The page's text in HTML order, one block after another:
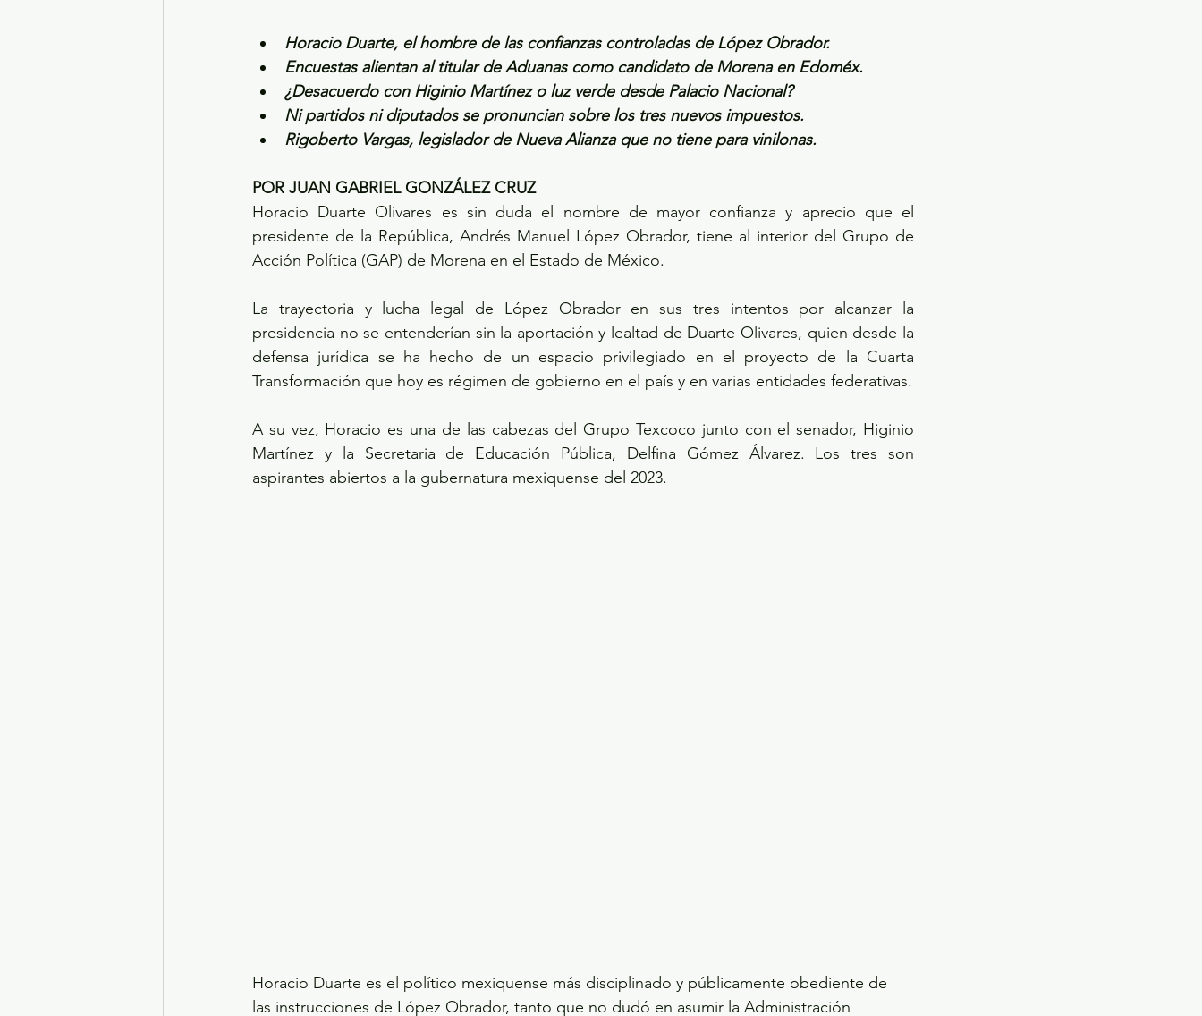
Horacio Duarte, el hombre de las confianzas controladas de López Obrador.
Encuestas alientan al titular de Aduanas como candidato de Morena en Edoméx.
¿Desacuerdo con Higinio Martínez o luz verde desde Palacio Nacional?
Ni partidos ni diputados se pronuncian sobre los tres nuevos impuestos.
Rigoberto Vargas, legislador de Nueva Alianza que no tiene para vinilonas.
POR JUAN GABRIEL GONZÁLEZ CRUZ
Horacio Duarte Olivares es sin duda el nombre de mayor confianza y aprecio que el
presidente de la República, Andrés Manuel López Obrador, tiene al interior del Grupo de
Acción Política (GAP) de Morena en el Estado de México.
La trayectoria y lucha legal de López Obrador en sus tres intentos por alcanzar la
presidencia no se entenderían sin la aportación y lealtad de Duarte Olivares, quien desde la
defensa jurídica se ha hecho de un espacio privilegiado en el proyecto de la Cuarta
Transformación que hoy es régimen de gobierno en el país y en varias entidades federativas.
A su vez, Horacio es una de las cabezas del Grupo Texcoco junto con el senador, Higinio
Martínez y la Secretaria de Educación Pública, Delfina Gómez Álvarez. Los tres son
aspirantes abiertos a la gubernatura mexiquense del 2023.
Horacio Duarte es el político mexiquense más disciplinado y públicamente obediente de
las instrucciones de López Obrador, tanto que no dudó en asumir la Administración